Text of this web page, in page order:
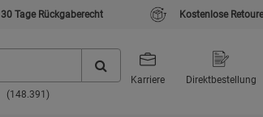
30 Tage Rückgaberecht Kostenlose Retoure
(148.391)
Karriere Direktbestellung